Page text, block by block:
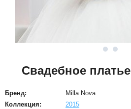
Свадебное платье
Бренд:
Milla Nova
Коллекция:
2015